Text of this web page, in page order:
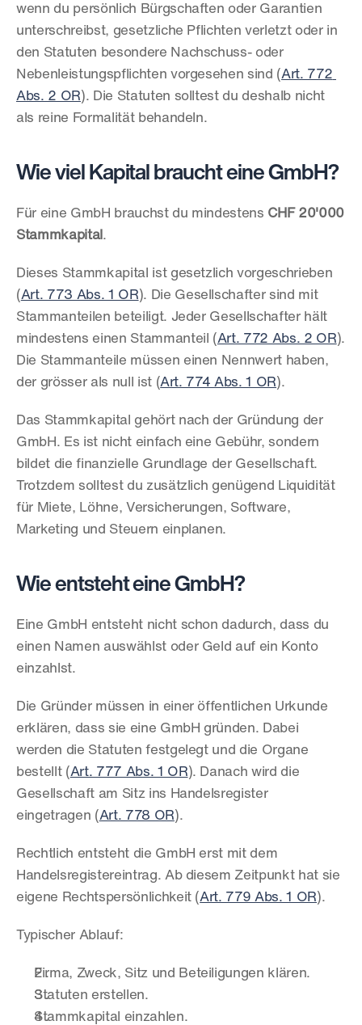
wenn du persönlich Bürgschaften oder Garantien
unterschreibst, gesetzliche Pflichten verletzt oder in
den Statuten besondere Nachschuss- oder
Nebenleistungspflichten vorgesehen sind (Art. 772
Abs. 2 OR). Die Statuten solltest du deshalb nicht
als reine Formalität behandeln.
Wie viel Kapital braucht eine GmbH?
Für eine GmbH brauchst du mindestens CHF 20'000
Stammkapital .
Dieses Stammkapital ist gesetzlich vorgeschrieben
(Art. 773 Abs. 1 OR). Die Gesellschafter sind mit
Stammanteilen beteiligt. Jeder Gesellschafter hält
mindestens einen Stammanteil (Art. 772 Abs. 2 OR).
Die Stammanteile müssen einen Nennwert haben,
der grösser als null ist (Art. 774 Abs. 1 OR).
Das Stammkapital gehört nach der Gründung der
GmbH. Es ist nicht einfach eine Gebühr, sondern
bildet die finanzielle Grundlage der Gesellschaft.
Trotzdem solltest du zusätzlich genügend Liquidität
für Miete, Löhne, Versicherungen, Software,
Marketing und Steuern einplanen.
Wie entsteht eine GmbH?
Eine GmbH entsteht nicht schon dadurch, dass du
einen Namen auswählst oder Geld auf ein Konto
einzahlst.
Die Gründer müssen in einer öffentlichen Urkunde
erklären, dass sie eine GmbH gründen. Dabei
werden die Statuten festgelegt und die Organe
bestellt (Art. 777 Abs. 1 OR). Danach wird die
Gesellschaft am Sitz ins Handelsregister
eingetragen (Art. 778 OR).
Rechtlich entsteht die GmbH erst mit dem
Handelsregistereintrag. Ab diesem Zeitpunkt hat sie
eigene Rechtspersönlichkeit (Art. 779 Abs. 1 OR).
Typischer Ablauf:
Firma, Zweck, Sitz und Beteiligungen klären.
Statuten erstellen.
Stammkapital einzahlen.